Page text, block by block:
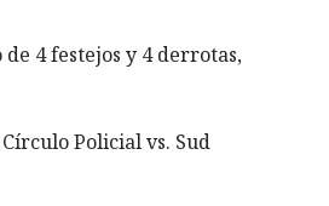
4 festejos y 4 derrotas,
Policial vs. Sud